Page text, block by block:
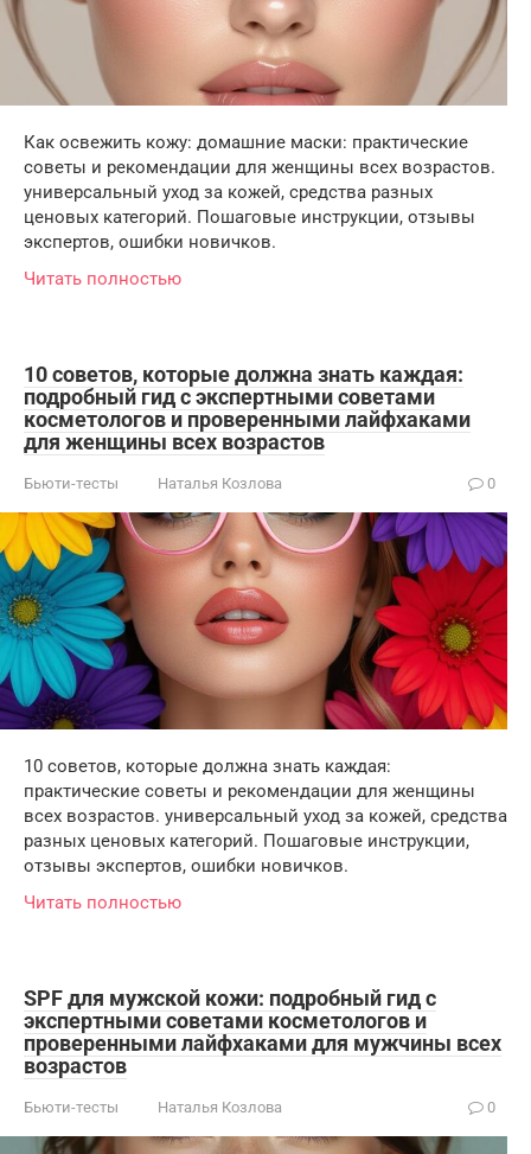
Как освежить кожу: домашние маски: практические
советы и рекомендации для женщины всех возрастов.
универсальный уход за кожей, средства разных
ценовых категорий. Пошаговые инструкции, отзывы
экспертов, ошибки новичков.
Читать полностью
10 советов, которые должна знать каждая:
подробный гид с экспертными советами
косметологов и проверенными лайфхаками
для женщины всех возрастов
Бьюти-тесты Наталья Козлова 0
10 советов, которые должна знать каждая:
практические советы и рекомендации для женщины
всех возрастов. универсальный уход за кожей, средства
разных ценовых категорий. Пошаговые инструкции,
отзывы экспертов, ошибки новичков.
Читать полностью
SPF для мужской кожи: подробный гид с
экспертными советами косметологов и
проверенными лайфхаками для мужчины всех
возрастов
Бьюти-тесты Наталья Козлова 0